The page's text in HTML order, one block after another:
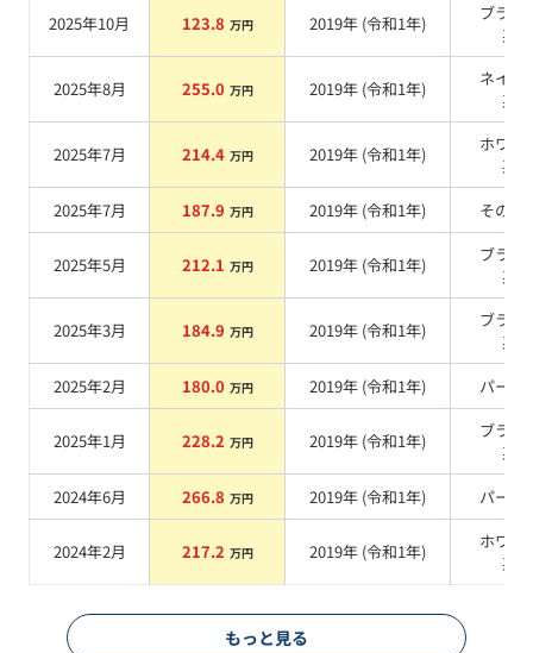
2025年10月 123.8 万円 2019年 (令和1年)
ブラッ
系
2025年8月 255.0 万円 2019年 (令和1年)
ネイビ
系
2025年7月 214.4 万円 2019年 (令和1年)
ホワイ
系
2025年7月
187.9 万円 2019年 (令和1年) その他
2025年5月 212.1 万円 2019年 (令和1年)
ブラッ
系
2025年3月 184.9 万円 2019年 (令和1年)
ブラッ
系
2025年2月
180.0 万円 2019年 (令和1年) パール
2025年1月 228.2 万円 2019年 (令和1年)
ブラッ
系
2024年6月
266.8 万円 2019年 (令和1年) パール
2024年2月 217.2 万円 2019年 (令和1年)
ホワイ
系
もっと見る